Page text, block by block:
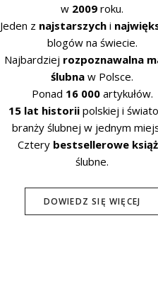
w 2009 roku.
Jeden z najstarszych i
blogów na świecie.
Najbardziej rozpoznawalna
ślubna w Polsce.
Ponad 16 000artykułów.
15 lat historiipolskiej i
branży ślubnej w jednym
Cztery bestsellerowe
ślubne.
DOWIEDZ SIĘ WIĘCEJ